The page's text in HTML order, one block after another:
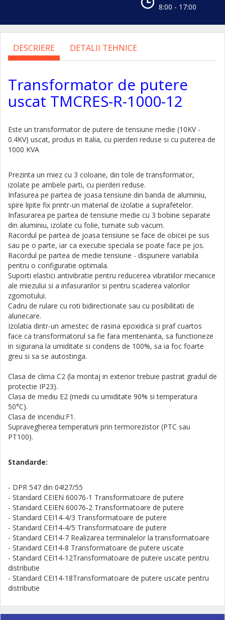
8:00 - 17:00
DESCRIERE DETALII TEHNICE
Transformator de putere
uscat TMCRES-R-1000-12
Este un transformator de putere de tensiune medie (10KV -
0.4KV) uscat, produs in Italia, cu pierderi reduse si cu puterea de
1000 KVA
Prezinta un miez cu 3 coloane, din tole de transformator,
izolate pe ambele parti, cu pierderi reduse.
Infasurea pe partea de joasa tensiune din banda de aluminiu,
spire lipite fix printr-un material de izolatie a suprafetelor.
Infasurarea pe partea de tensiune medie cu 3 bobine separate
din aluminiu, izolate cu folie, turnate sub vacum.
Racordul pe partea de joasa tensiune se face de obicei pe sus
sau pe o parte, iar ca executie speciala se poate face pe jos.
Racordul pe partea de medie tensiune - dispunere variabila
pentru o configuratie optimala.
Suporti elastici antivibratie pentru reducerea vibratiilor mecanice
ale mie­zului si a infasurarilor si pentru scaderea valorilor
zgomotului.
Cadru de rulare cu roti bidirectionate sau cu posibilitati de
alunecare.
Izolatia dintr-un amestec de rasina epoxidica si praf cuartos
face ca transformatorul sa fie fara mentenanta, sa functioneze
in sigurana la umiditate si condens de 100%, sa ia foc foarte
greu si sa se autostinga.
Clasa de clima C2 (la montaj in exterior trebuie pastrat gradul de
protectie IP23).
Clasa de mediu E2 (medii cu umiditate 90% si temperatura
50°C).
Clasa de incendiu:F1.
Supravegherea temperaturii prin termorezistor (PTC sau
PT100).
Standarde:
- DPR 547 din 04!27/55
- Standard CEIEN 60076-1 Transformatoare de putere
- Standard CEIEN 60076-2 Transformatoare de putere­
- Standard CEI14-4/3 Transformatoare de putere­
- Standard CEI14-4/5 Transformatoare de putere
- Standard CEI14-7 Realizarea terminalelor la transformatoare
- Standard CEI14-8 Transformatoare de putere uscate
- Standard CEI14-12Transformatoare de putere uscate pentru
distributie
- Standard CEI14-18Transformatoare de putere uscate pentru
distributie